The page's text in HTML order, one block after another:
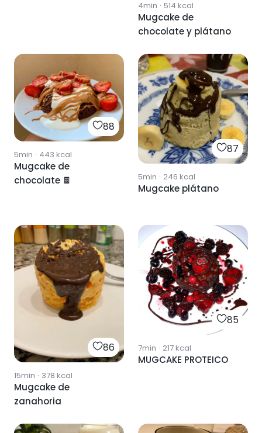
4min · 514 kcal
Mugcake de
chocolate y plátano
88
5min · 443 kcal
Mugcake de
chocolate 🍫
87
5min · 246 kcal
Mugcake plátano
86
15min · 378 kcal
Mugcake de
zanahoria
85
7min · 217kcal
MUGCAKE PROTEICO